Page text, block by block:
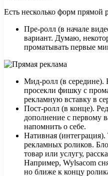
Есть несколько форм прямой
Пре-ролл (в начале
вариант. Думаю,
проматывать первые
Мид-ролл (в середине).
просекли фишку с
рекламную вставку в
Пост-ролл (в конце).
дополнение с первому
напомнить о себе.
Нативная (интеграция).
рекламных роликов.
товар или услугу,
Например, Wylsacom
но ближе к концу